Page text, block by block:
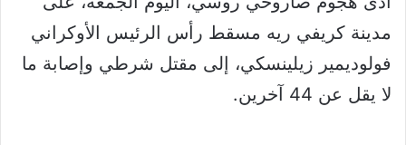
مدينة كريفي ريه مسقط رأس الرئيس الأوكراني
فولوديمير زيلينسكي، إلى مقتل شرطي وإصابة ما
لا يقل عن 44 آخرين.